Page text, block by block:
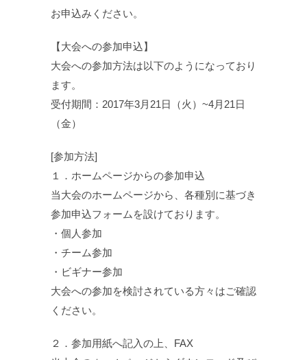
お申込みください。
【大会への参加申込】
大会への参加方法は以下のようになっており
ます。
受付期間：2017年3月21日（火）~4月21日
（金）
[参加方法]
１．ホームページからの参加申込
当大会のホームページから、各種別に基づき
参加申込フォームを設けております。
・個人参加
・チーム参加
・ビギナー参加
大会への参加を検討されている方々はご確認
ください。
２．参加用紙へ記入の上、FAX